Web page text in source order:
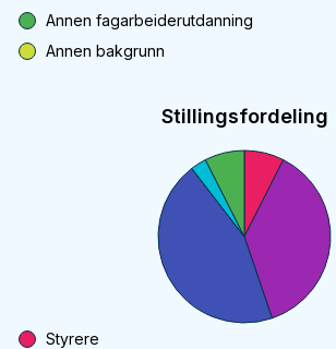
Annen fagarbeiderutdanning
Annen bakgrunn
Stillingsfordeling
Styrere